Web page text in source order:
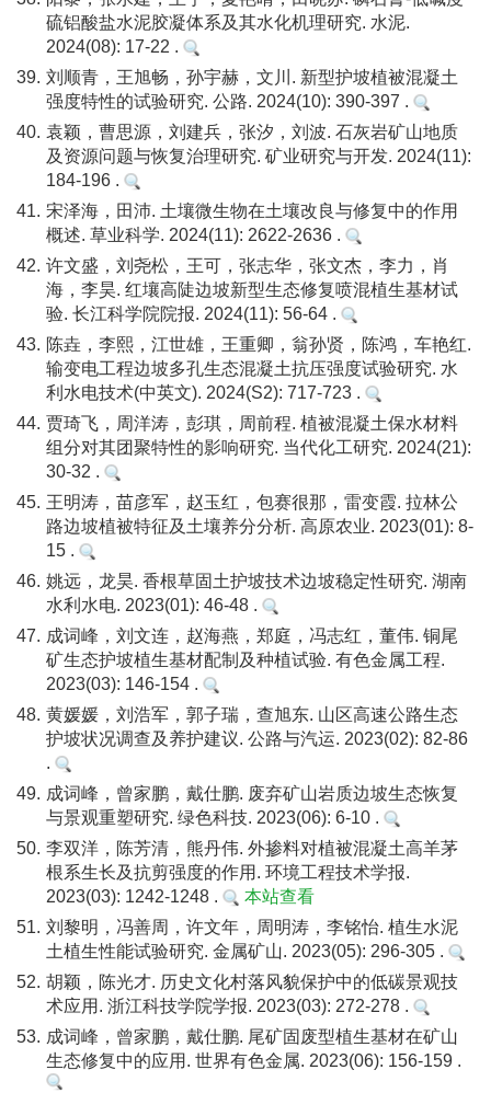
硫铝酸盐水泥胶凝体系及其水化机理研究. 水泥.
2024(08): 17-22 .
39. 刘顺青，王旭畅，孙宇赫，文川. 新型护坡植被混凝土
强度特性的试验研究. 公路. 2024(10): 390-397 .
40. 袁颖，曹思源，刘建兵，张汐，刘波. 石灰岩矿山地质
及资源问题与恢复治理研究. 矿业研究与开发. 2024(11):
184-196 .
41. 宋泽海，田沛. 土壤微生物在土壤改良与修复中的作用
概述. 草业科学. 2024(11): 2622-2636 .
42. 许文盛，刘尧松，王可，张志华，张文杰，李力，肖
海，李昊. 红壤高陡边坡新型生态修复喷混植生基材试
验. 长江科学院院报. 2024(11): 56-64 .
43. 陈垚，李熙，江世雄，王重卿，翁孙贤，陈鸿，车艳红.
输变电工程边坡多孔生态混凝土抗压强度试验研究. 水
利水电技术(中英文). 2024(S2): 717-723 .
44. 贾琦飞，周洋涛，彭琪，周前程. 植被混凝土保水材料
组分对其团聚特性的影响研究. 当代化工研究. 2024(21):
30-32 .
45. 王明涛，苗彦军，赵玉红，包赛很那，雷变霞. 拉林公
路边坡植被特征及土壤养分分析. 高原农业. 2023(01): 8-
15 .
46. 姚远，龙昊. 香根草固土护坡技术边坡稳定性研究. 湖南
水利水电. 2023(01): 46-48 .
47. 成词峰，刘文连，赵海燕，郑庭，冯志红，董伟. 铜尾
矿生态护坡植生基材配制及种植试验. 有色金属工程.
2023(03): 146-154 .
48. 黄媛媛，刘浩军，郭子瑞，查旭东. 山区高速公路生态
护坡状况调查及养护建议. 公路与汽运. 2023(02): 82-86
.
49. 成词峰，曾家鹏，戴仕鹏. 废弃矿山岩质边坡生态恢复
与景观重塑研究. 绿色科技. 2023(06): 6-10 .
50. 李双洋，陈芳清，熊丹伟. 外掺料对植被混凝土高羊茅
根系生长及抗剪强度的作用. 环境工程技术学报.
2023(03): 1242-1248 .
本站查看
51. 刘黎明，冯善周，许文年，周明涛，李铭怡. 植生水泥
土植生性能试验研究. 金属矿山. 2023(05): 296-305 .
52. 胡颖，陈光才. 历史文化村落风貌保护中的低碳景观技
术应用. 浙江科技学院学报. 2023(03): 272-278 .
53. 成词峰，曾家鹏，戴仕鹏. 尾矿固废型植生基材在矿山
生态修复中的应用. 世界有色金属. 2023(06): 156-159 .